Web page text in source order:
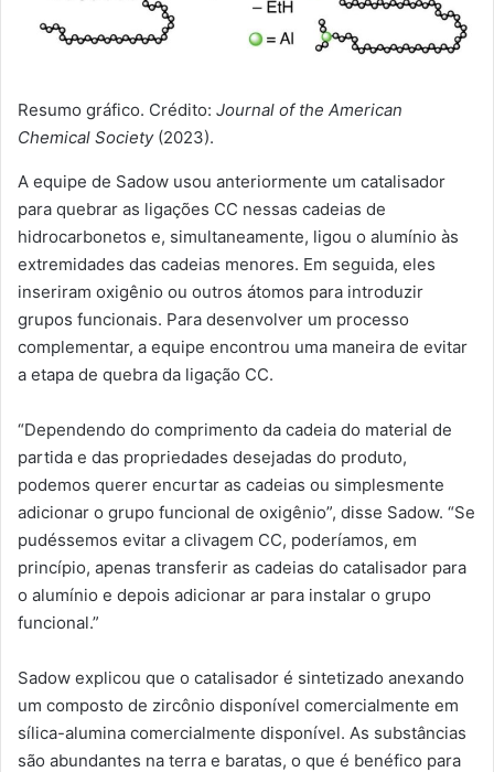
Resumo gráfico. Crédito: Journal of the American
Chemical Society(2023).
A equipe de Sadow usou anteriormente um catalisador
para quebrar as ligações CC nessas cadeias de
hidrocarbonetos e, simultaneamente, ligou o alumínio às
extremidades das cadeias menores. Em seguida, eles
inseriram oxigênio ou outros átomos para introduzir
grupos funcionais. Para desenvolver um processo
complementar, a equipe encontrou uma maneira de evitar
a etapa de quebra da ligação CC.
“Dependendo do comprimento da cadeia do material de
partida e das propriedades desejadas do produto,
podemos querer encurtar as cadeias ou simplesmente
adicionar o grupo funcional de oxigênio”, disse Sadow. “Se
pudéssemos evitar a clivagem CC, poderíamos, em
princípio, apenas transferir as cadeias do catalisador para
o alumínio e depois adicionar ar para instalar o grupo
funcional.”
Sadow explicou que o catalisador é sintetizado anexando
um composto de zircônio disponível comercialmente em
sílica-alumina comercialmente disponível. As substâncias
são abundantes na terra e baratas, o que é benéfico para